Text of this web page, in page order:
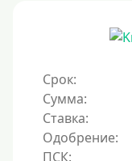
С просрочками
Залог
Под залог ПТС
Без залога
Срок:
Сумма:
Ставка:
Одобрение: